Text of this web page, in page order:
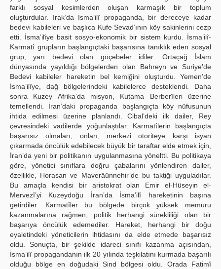
farklı sosyal kesimlerden oluşan karmaşık bir toplum
oluşturdular. Irak’da İsma’ilî propaganda, bir dereceye kadar
bedevi kabileleri ve başlıca Kufe Sevad’ının köy sakinlerini cezp
etti. İsma’ilîye basit sosyo-ekonomik bir sistem kurdu. İsma’ilî-
Karmatî grupların başlangıçtaki başarısına tanıklık eden sosyal
grup, yarı bedevi olan göçebeler idiler. Ortaçağ İslam
dünyasında yayıldığı bölgelerden olan Bahreyn ve Suriye’de
Bedevi kabileler hareketin bel kemiğini oluşturdu. Yemen’de
İsma’ilîye, dağ bölgelerindeki kabilelerce desteklendi. Daha
sonra Kuzey Afrika’da misyon, Kutama Berberîleri üzerine
temellendi. İran’daki propaganda başlangıçta köy nüfusunun
ihtida edilmesi üzerine planlandı. Cibal’deki ilk dailer, Rey
çevresindeki vadilerde yoğunlaştılar. Karmatîlerin başlangıçta
başarısız olmaları, onları, merkezi otoriteye karşı isyan
çıkarmada öncülük edebilecek büyük bir taraftar elde etmek için,
İran’da yeni bir politikanın uygulanmasına yöneltti. Bu politikaya
göre, yönetici sınıflara doğru çabalarını yönlendiren dailer,
özellikle, Horasan ve Maverâünnehir’de bu taktiği uyguladılar.
Bu amaçla kendisi bir aristokrat olan Emir el-Hüseyin el-
Mervezî’yi Kuzeydoğu İran’da İsma’ilî hareketinin başına
getirdiler. Karmatîler bu bölgede birçok yüksek memuru
kazanmalarına rağmen, politik herhangi sürekliliği olan bir
başarıya öncülük edemediler. Hareket, herhangi bir doğu
eyaletindeki yöneticilerin ihtidasını da elde etmede başarısız
oldu. Sonuçta, bir şekilde idareci sınıfı kazanma açısından,
İsma’ilî propagandanın ilk 20 yılında teşkilatını kurmada başarılı
olduğu bölge en doğudaki Sind bölgesi oldu. Orada Fatimî